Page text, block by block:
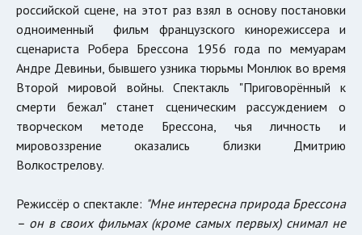
российской сцене, на этот раз взял в основу постановки
одноименный фильм французского кинорежиссера и
сценариста Робера Брессона 1956 года по мемуарам
Андре Девиньи, бывшего узника тюрьмы Монлюк во время
Второй мировой войны. Спектакль "Приговорённый к
смерти бежал" станет сценическим рассуждением о
творческом методе Брессона, чья личность и
мировоззрение оказались близки Дмитрию
Волкострелову.
Режиссёр о спектакле: "Мне интересна природа Брессона
– он в своих фильмах (кроме самых первых) снимал не